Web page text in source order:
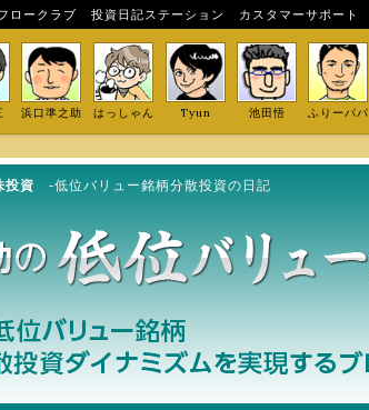
ロークラブ 投資日記ステーション カスタマーサポート
浜口準之助 はっしゃん Tyun 池田悟 ふりーパパ
投資 -低位バリュー銘柄分散投資の日記